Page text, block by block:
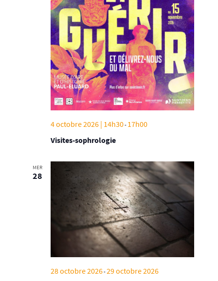
Visites-sophrologie
4 octobre 2026 | 14h30- 17h00
MER
28
28 octobre 2026-29 octobre 2026